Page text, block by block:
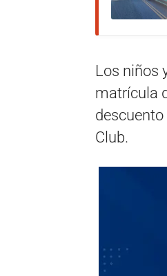
Los niños
matrícula
Club.